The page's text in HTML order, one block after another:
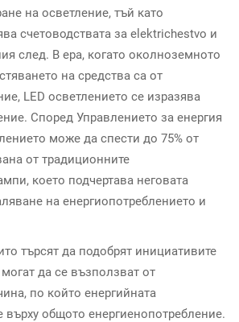
на осветление, тъй като
счетоводствата за elektrichestvo и
след. В ера, когато околноземното
на средства са от
LED осветлението се изразява
Според Управлението за енергия
може да спести до 75% от
от традиционните
което подчертава неговата
на енергиопотреблението и
търсят да подобрят инициативите
да се възползват от
по който енергийната
върху общото енергиенопотребление.